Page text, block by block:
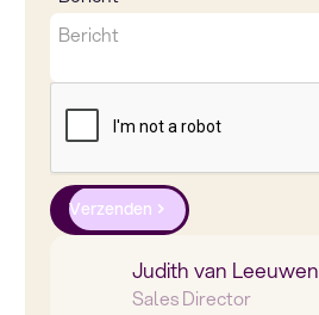
Judith van Leeuwen
Sales Director
Verzenden